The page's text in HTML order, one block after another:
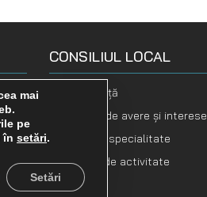
CONSILIUL LOCAL
Componență
Declarații de avere și interese
Comisii de specialitate
Rapoarte de activitate
mai
pe
în setări.
Setări